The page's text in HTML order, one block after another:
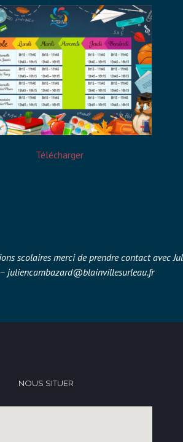
Télécharger
scolaires merci de prendre contactavec
juliencambazard@blainvillesurleau.fr
NOUS SITUER